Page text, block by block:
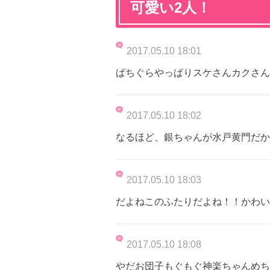
可愛い2人！
2017.05.10 18:01
ぱちぐらやっぱりスケさんカクさ
2017.05.10 18:02
なるほど、銀ちゃんが水戸黄門だ
2017.05.10 18:03
だよねこのふたりだよね！！かわい
2017.05.10 18:08
やだお団子もぐもぐ神楽ちゃんめ